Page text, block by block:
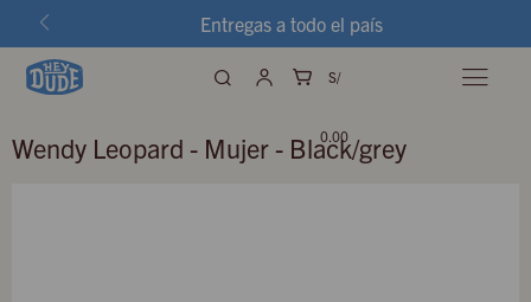
Entregas a todo el país
S/
0.00

Wendy Leopard - Mujer - Black/grey